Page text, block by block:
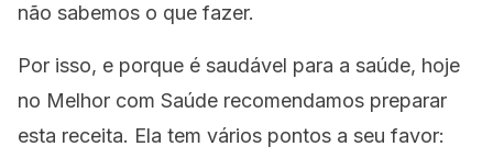
não sabemos o que fazer.
Por isso, e porque é saudável para a saúde, hoje
no Melhor com Saúde recomendamos preparar
esta receita. Ela tem vários pontos a seu favor: